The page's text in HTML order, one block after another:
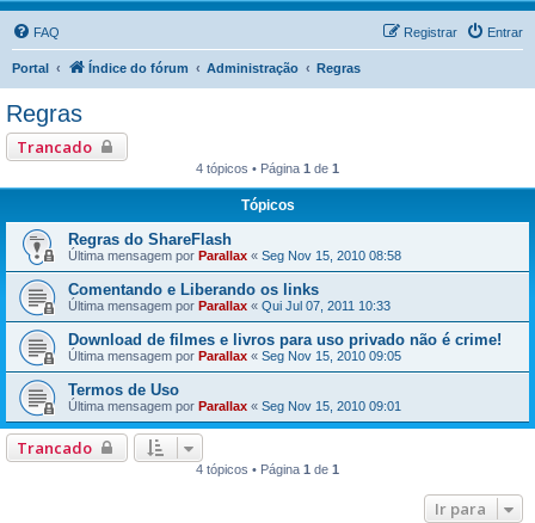
FAQ Entrar
Registrar
Portal Índice do fórum Administração Regras
Regras
Trancado
4 tópicos • Página 1 de 1
Tópicos
Regras do ShareFlash
Última mensagem por Parallax « Seg Nov 15, 2010 08:58
Comentando e Liberando os links
Última mensagem por Parallax « Qui Jul 07, 2011 10:33
Download de filmes e livros para uso privado não é crime!
Última mensagem por Parallax « Seg Nov 15, 2010 09:05
Termos de Uso
Última mensagem por Parallax « Seg Nov 15, 2010 09:01
Trancado
4 tópicos • Página 1 de 1
Ir para